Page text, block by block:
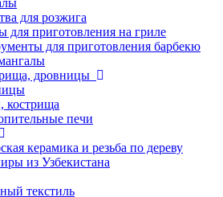
для розжига
для приготовления на гриле
для приготовления барбекю
дровницы
кострища
печи
керамика и резьба по дереву
из Узбекистана
текстиль